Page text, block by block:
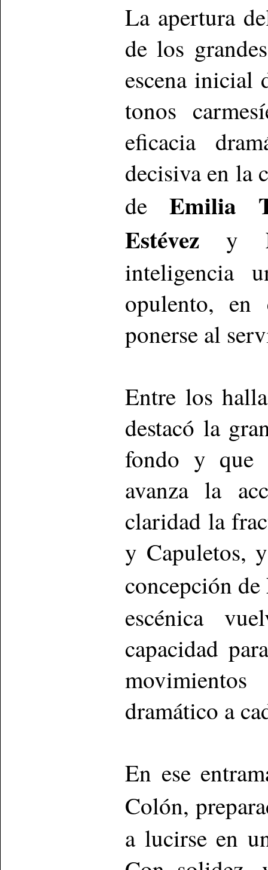
La apertura
de los
escena inicial
tonos
eficacia
decisiva en la
de Emilia
Estévez y
inteligencia
opulento, en
ponerse al
Entre los
destacó la
fondo y que
avanza la
claridad la
y Capuletos,
concepción de
escénica
capacidad
dramático a
En ese
Colón,
a lucirse en